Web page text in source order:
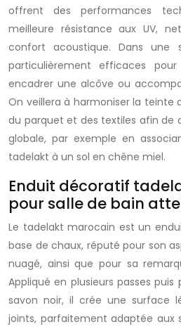
offrent des performances
meilleure résistance aux UV,
confort acoustique. Dans une
particulièrement efficaces
encadrer une alcôve ou
On veillera à harmoniser la teinte
du parquet et des textiles afin de
globale, par exemple en
tadelakt à un sol en chêne miel.
Enduit décoratif
pour salle de bain
Le tadelakt marocain est un
base de chaux, réputé pour son
nuagé, ainsi que pour sa
Appliqué en plusieurs passes
savon noir, il crée une surface
joints, parfaitement adaptée aux